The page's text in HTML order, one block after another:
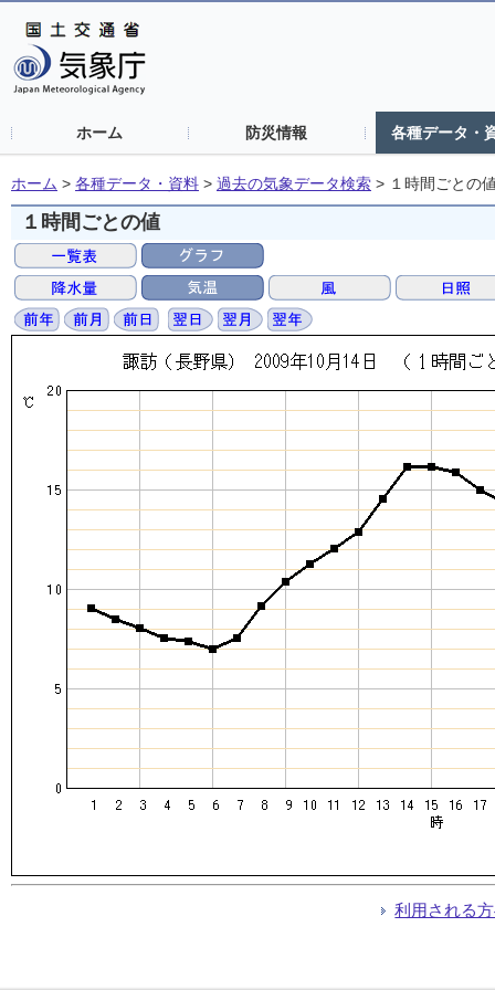
ホーム 防災情報 各種データ・
ホーム > 各種データ・資料 > 過去の気象データ検索 > １時間ごとの
１時間ごとの値
利用される